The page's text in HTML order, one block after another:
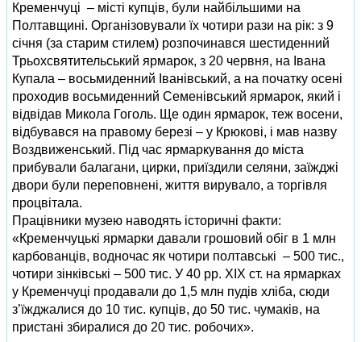
Кременчуці – місті купців, були найбільшими на
Полтавщині. Організовували їх чотири рази на рік: з 9
січня (за старим стилем) розпочинався шестиденний
Трьох­святительський ярмарок, з 20 червня, на Івана
Купала – восьми­денний Іванівський, а на початку осені
проходив восьмиденний Семенівський ярмарок, який і
відвідав Микола Гоголь. Ще один ярмарок, теж восени,
відбувався на правому березі – у Крюкові, і мав назву
Воздвиженський. Під час ярмаркування до міста
прибували балагани, цирки, приїздили селяни, заїжджі
двори були переповнені, життя вирувало, а торгівля
процвітала.
Працівники музею наводять історичні факти:
«Кременчуцькі ярмарки давали грошовий обіг в 1 млн
карбованців, водночас як чотири полтавські – 500 тис.,
чотири зінківські – 500 тис. У 40 рр. ХІХ ст. на ярмарках
у Кременчуці продавали до 1,5 млн пудів хліба, сюди
з’їжджалися до 10 тис. купців, до 50 тис. чумаків, на
пристані збиралися до 20 тис. робочих».